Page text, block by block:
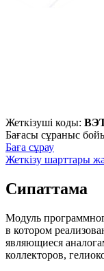
Жеткізуші коды:
Бағасы сұраныс
Баға сұрау
Жеткізу шарттары
Сипаттама
Модуль
в котором
являющиеся
коллекторов,